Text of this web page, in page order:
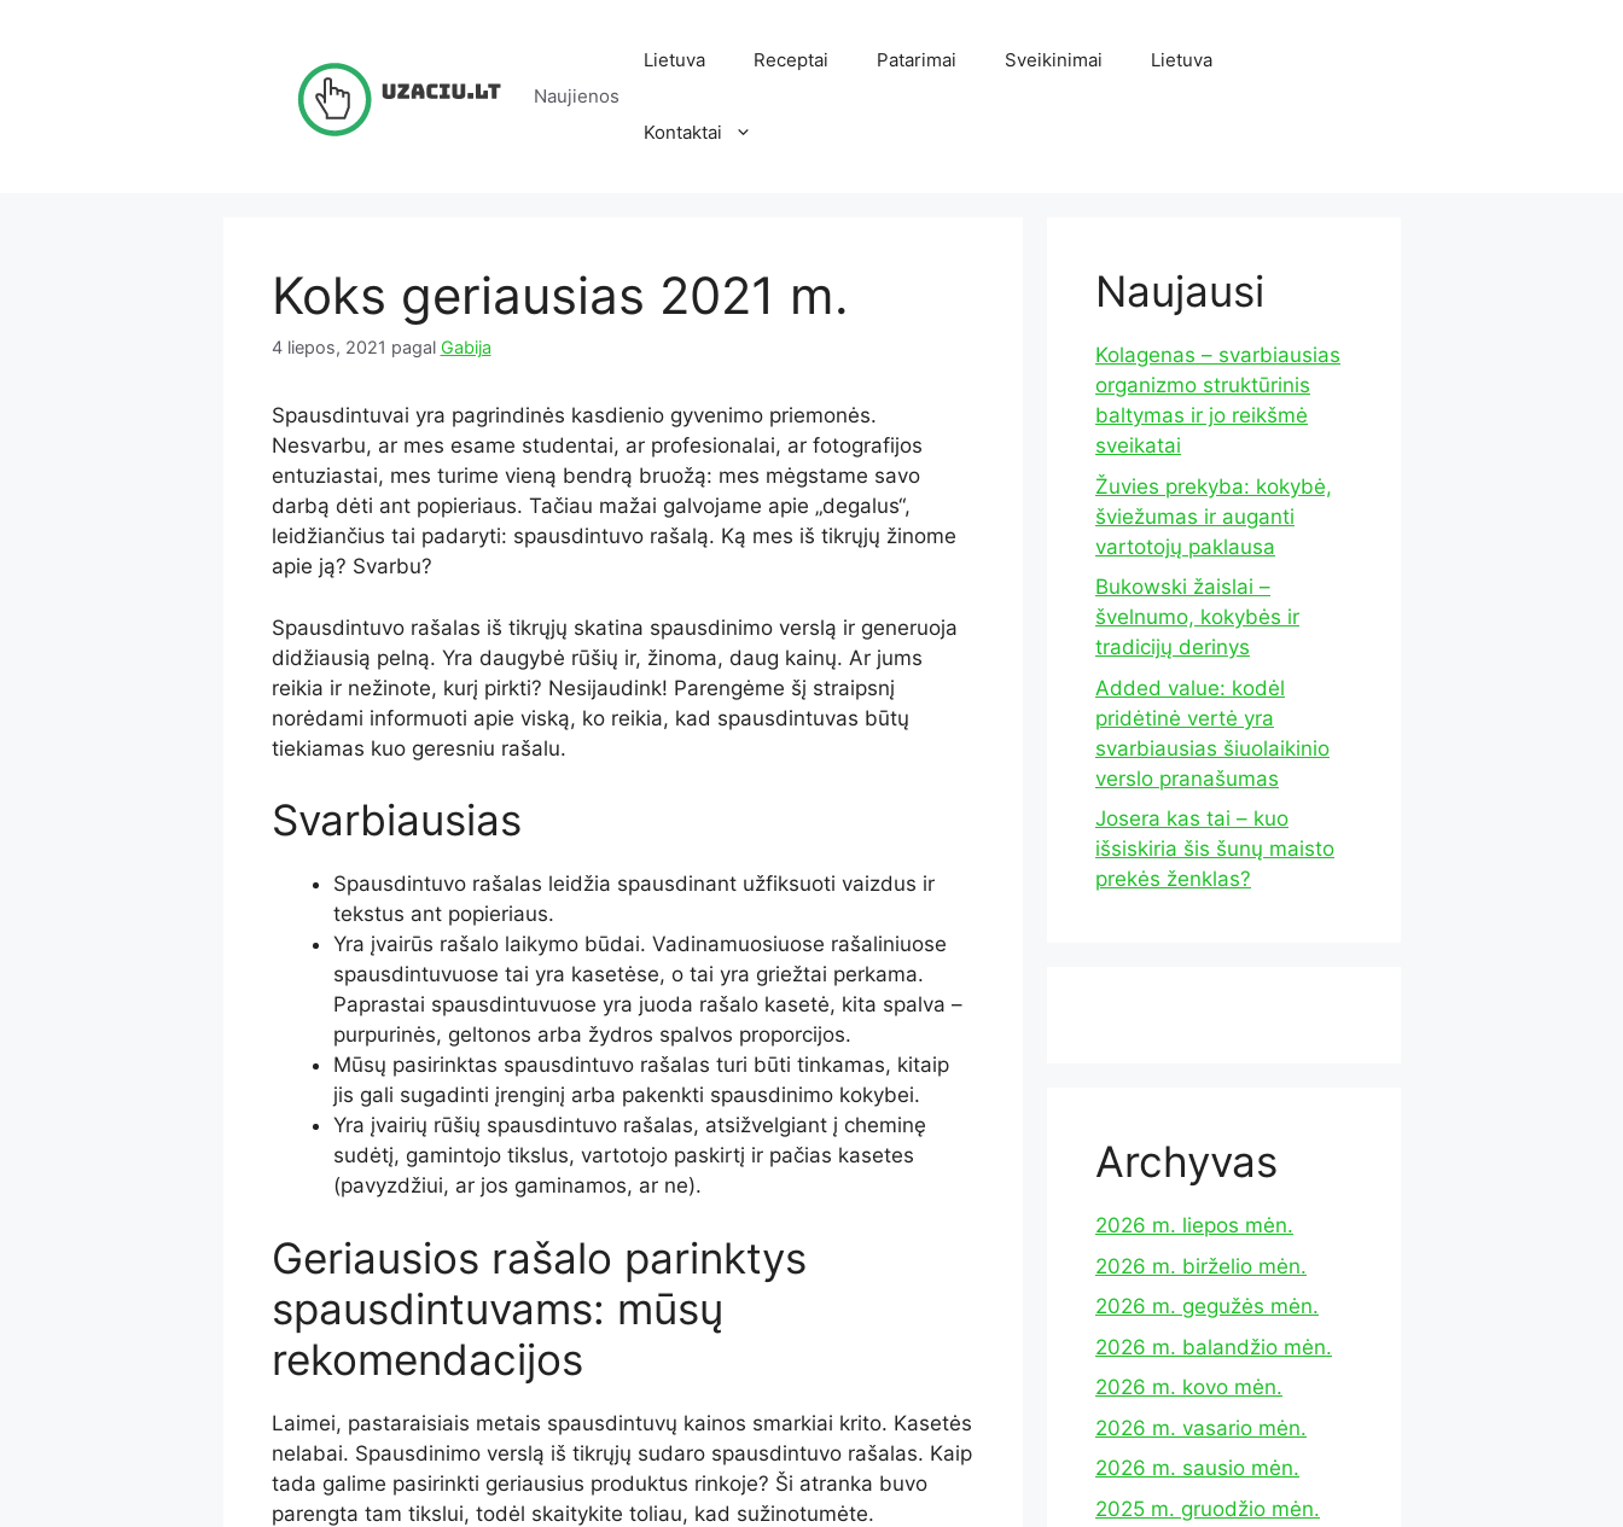
Naujienos
Lietuva Receptai Patarimai Sveikinimai Lietuva
Kontaktai
Koks geriausias 2021 m.
4 liepos, 2021 pagal Gabija
Spausdintuvai yra pagrindinės kasdienio gyvenimo priemonės.
Nesvarbu, ar mes esame studentai, ar profesionalai, ar fotografijos
entuziastai, mes turime vieną bendrą bruožą: mes mėgstame savo
darbą dėti ant popieriaus. Tačiau mažai galvojame apie „degalus“,
leidžiančius tai padaryti: spausdintuvo rašalą. Ką mes iš tikrųjų žinome
apie ją? Svarbu?
Spausdintuvo rašalas iš tikrųjų skatina spausdinimo verslą ir generuoja
didžiausią pelną. Yra daugybė rūšių ir, žinoma, daug kainų. Ar jums
reikia ir nežinote, kurį pirkti? Nesijaudink! Parengėme šį straipsnį
norėdami informuoti apie viską, ko reikia, kad spausdintuvas būtų
tiekiamas kuo geresniu rašalu.
Svarbiausias
Spausdintuvo rašalas leidžia spausdinant užfiksuoti vaizdus ir
tekstus ant popieriaus.
Yra įvairūs rašalo laikymo būdai. Vadinamuosiuose rašaliniuose
spausdintuvuose tai yra kasetėse, o tai yra griežtai perkama.
Paprastai spausdintuvuose yra juoda rašalo kasetė, kita spalva –
purpurinės, geltonos arba žydros spalvos proporcijos.
Mūsų pasirinktas spausdintuvo rašalas turi būti tinkamas, kitaip
jis gali sugadinti įrenginį arba pakenkti spausdinimo kokybei.
Yra įvairių rūšių spausdintuvo rašalas, atsižvelgiant į cheminę
sudėtį, gamintojo tikslus, vartotojo paskirtį ir pačias kasetes
(pavyzdžiui, ar jos gaminamos, ar ne).
Geriausios rašalo parinktys
spausdintuvams: mūsų
rekomendacijos
Laimei, pastaraisiais metais spausdintuvų kainos smarkiai krito. Kasetės
nelabai. Spausdinimo verslą iš tikrųjų sudaro spausdintuvo rašalas. Kaip
tada galime pasirinkti geriausius produktus rinkoje? Ši atranka buvo
parengta tam tikslui, todėl skaitykite toliau, kad sužinotumėte.
Naujausi
Kolagenas – svarbiausias
organizmo struktūrinis
baltymas ir jo reikšmė
sveikatai
Žuvies prekyba: kokybė,
šviežumas ir auganti
vartotojų paklausa
Bukowski žaislai –
švelnumo, kokybės ir
tradicijų derinys
Added value: kodėl
pridėtinė vertė yra
svarbiausias šiuolaikinio
verslo pranašumas
Josera kas tai – kuo
išsiskiria šis šunų maisto
prekės ženklas?
Archyvas
2026 m. liepos mėn.
2026 m. birželio mėn.
2026 m. gegužės mėn.
2026 m. balandžio mėn.
2026 m. kovo mėn.
2026 m. vasario mėn.
2026 m. sausio mėn.
2025 m. gruodžio mėn.